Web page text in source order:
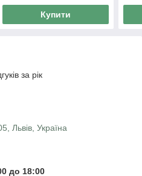
Купити
за рік
Львів, Україна
до 18:00